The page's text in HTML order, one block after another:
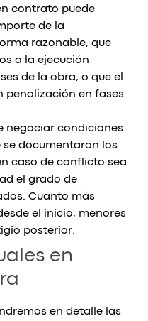
contrato puede
de la
razonable, que
a la ejecución
de la obra, o que el
penalización en fases
negociar condiciones
se documentarán los
caso de conflicto sea
el grado de
Cuanto más
el inicio, menores
posterior.
en
en detalle las